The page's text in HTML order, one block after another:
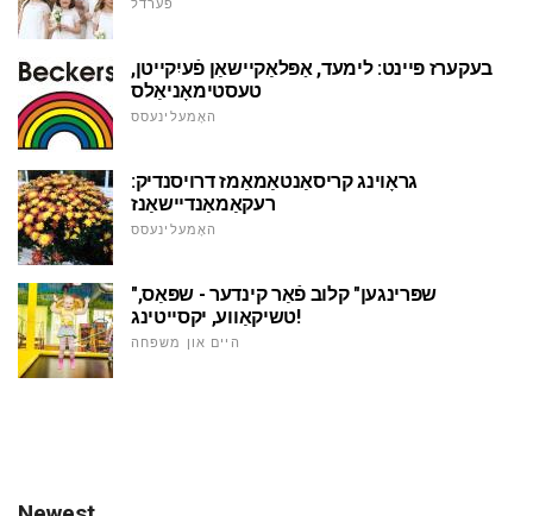
פערדל
בעקערז פּיינט: לימעד, אַפּלאַקיישאַן פֿעיִקייטן,
טעסטימאָניאַלס
האָמעלינעסס
גראָוינג קריסאַנטאַמאַמז דרויסנדיק:
רעקאַמאַנדיישאַנז
האָמעלינעסס
"שפּרינגען" קלוב פֿאַר קינדער - שפּאַס,
טשיקאַווע, יקסייטינג!
היים און משפּחה